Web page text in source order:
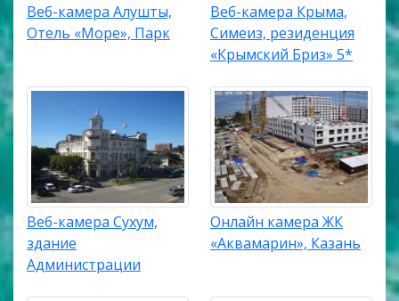
Веб-камера Алушты,
Отель «Море», Парк
Веб-камера Крыма,
Симеиз, резиденция
«Крымский Бриз» 5*
Веб-камера Сухум,
здание
Администрации
Онлайн камера ЖК
«Аквамарин», Казань